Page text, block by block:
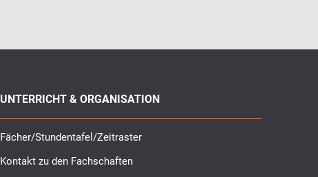
UNTERRICHT & ORGANISATION
Fächer/Stundentafel/Zeitraster
Kontakt zu den Fachschaften